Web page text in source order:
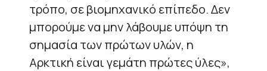
τρόπο, σε βιομηχανικό επίπεδο. Δεν
μπορούμε να μην λάβουμε υπόψη τη
σημασία των πρώτων υλών, η
Αρκτική είναι γεμάτη πρώτες ύλες»,